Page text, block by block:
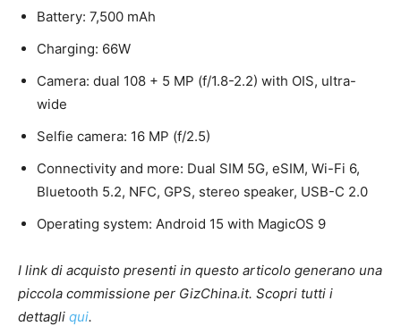
Battery: 7,500 mAh
Charging: 66W
Camera: dual 108 + 5 MP (f/1.8-2.2) with OIS, ultra-
wide
Selfie camera: 16 MP (f/2.5)
Connectivity and more: Dual SIM 5G, eSIM, Wi-Fi 6,
Bluetooth 5.2, NFC, GPS, stereo speaker, USB-C 2.0
Operating system: Android 15 with MagicOS 9
I link di acquisto presenti in questo articolo generano una
piccola commissione per GizChina.it. Scopri tutti i
dettagli qui.